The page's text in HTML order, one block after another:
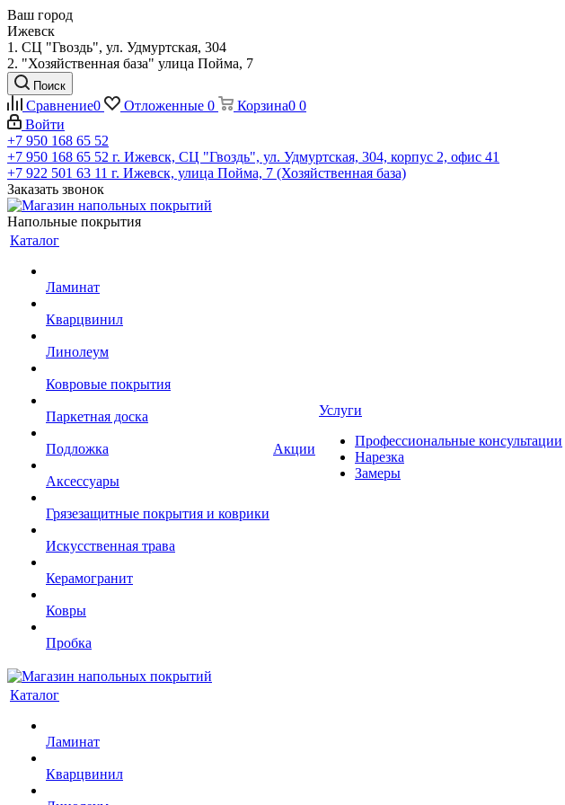
Ваш город
Ижевск
1. СЦ "Гвоздь", ул. Удмуртская, 304
2. "Хозяйственная база" улица Пойма, 7
Поиск
Сравнение0 Отложенные 0 Корзина0 0
Войти
+7 950 168 65 52
+7 950 168 65 52 г. Ижевск, СЦ "Гвоздь", ул. Удмуртская, 304, корпус 2, офис 41
+7 922 501 63 11 г. Ижевск, улица Пойма, 7 (Хозяйственная база)
Заказать звонок
Напольные покрытия
Каталог
Ламинат
Кварцвинил
Линолеум
Ковровые покрытия
Паркетная доска
Подложка
Аксессуары
Грязезащитные покрытия и коврики
Искусственная трава
Керамогранит
Ковры
Пробка
Акции
Услуги
Профессиональные консультации
Нарезка
Замеры
Каталог
Ламинат
Кварцвинил